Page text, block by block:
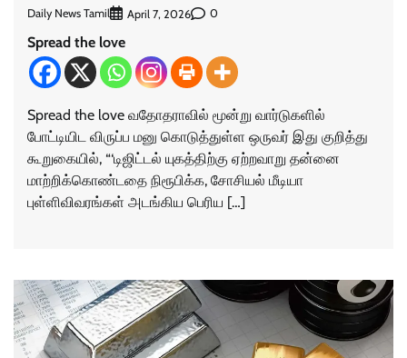
Daily News Tamil April 7, 2026 0
Spread the love
Spread the love வதோதராவில் மூன்று வார்டுகளில்
போட்டியிட விருப்ப மனு கொடுத்துள்ள ஒருவர் இது குறித்து
கூறுகையில், “‘டிஜிட்டல் யுகத்திற்கு ஏற்றவாறு தன்னை
மாற்றிக்கொண்டதை நிரூபிக்க, சோசியல் மீடியா
புள்ளிவிவரங்கள் அடங்கிய பெரிய […]